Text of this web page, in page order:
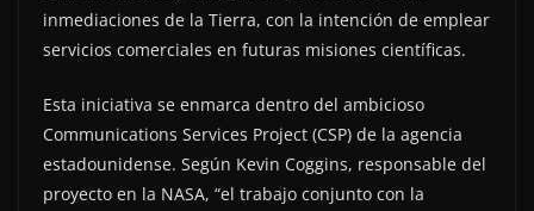
inmediaciones de la Tierra, con la intención de emplear
servicios comerciales en futuras misiones científicas.
Esta iniciativa se enmarca dentro del ambicioso
Communications Services Project (CSP) de la agencia
estadounidense. Según Kevin Coggins, responsable del
proyecto en la NASA, “el trabajo conjunto con la